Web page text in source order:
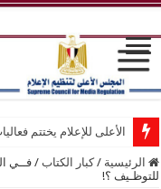
الأعلى للإعلام يختتم
الرئيسية / كبار الكتاب / فــي
للتوظـيف ؟!